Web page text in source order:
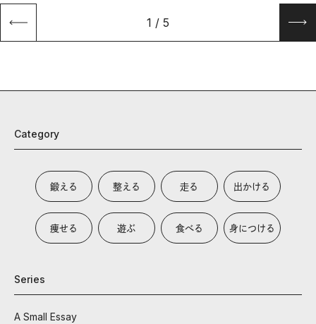
1 / 5
Category
鍛える 整える 走る 出かける
痩せる 遊ぶ 食べる 身につける
Series
A Small Essay